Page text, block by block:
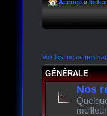
Accueil »
Voir les messages
GÉNÉRALE
Nos